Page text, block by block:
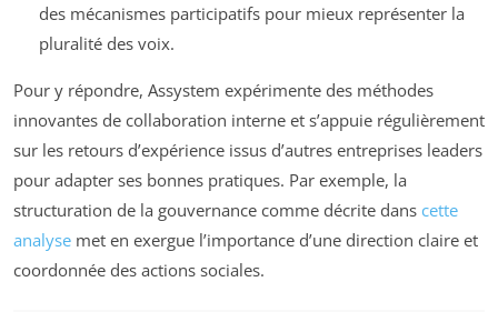
des mécanismes participatifs pour mieux représenter la
pluralité des voix.
Pour y répondre, Assystem expérimente des méthodes
innovantes de collaboration interne et s’appuie régulièrement
sur les retours d’expérience issus d’autres entreprises leaders
pour adapter ses bonnes pratiques. Par exemple, la
structuration de la gouvernance comme décrite dans cette
analyse met en exergue l’importance d’une direction claire et
coordonnée des actions sociales.